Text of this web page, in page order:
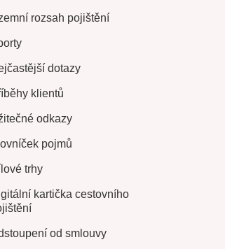
rozsah pojištění
dotazy
klientů
odkazy
pojmů
trhy
kartička cestovního
od smlouvy